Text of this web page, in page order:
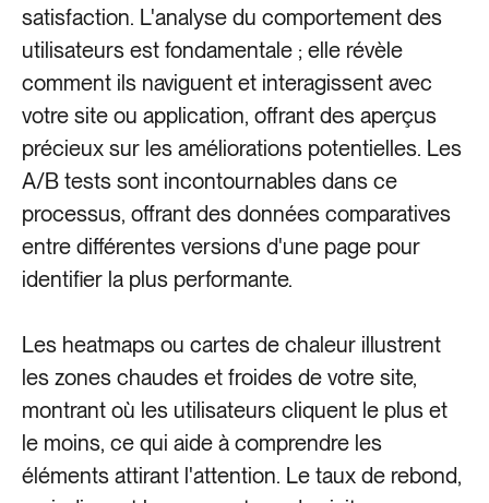
satisfaction. L'analyse du comportement des
utilisateurs est fondamentale ; elle révèle
comment ils naviguent et interagissent avec
votre site ou application, offrant des aperçus
précieux sur les améliorations potentielles. Les
A/B tests sont incontournables dans ce
processus, offrant des données comparatives
entre différentes versions d'une page pour
identifier la plus performante.
Les heatmaps ou cartes de chaleur illustrent
les zones chaudes et froides de votre site,
montrant où les utilisateurs cliquent le plus et
le moins, ce qui aide à comprendre les
éléments attirant l'attention. Le taux de rebond,